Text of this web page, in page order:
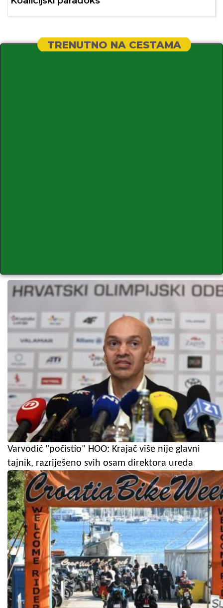
TRENUTNO NA CESTAMA
Varvodić "počistio" HOO: Krajač više nije glavni
tajnik, razriješeno svih osam direktora ureda